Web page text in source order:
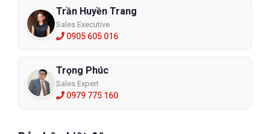
Trần Huyền Trang
Sales Executive
0905 605 016
Trọng Phúc
Sales Expert
0979 775 160